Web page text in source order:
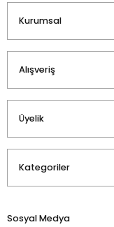
Kurumsal
Alışveriş
Üyelik
Kategoriler
Sosyal Medya